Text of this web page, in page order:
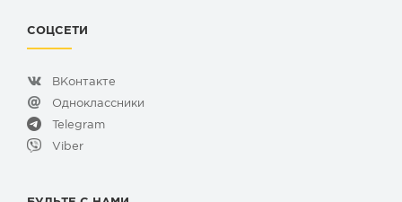
СОЦСЕТИ
ВКонтакте
Одноклассники
Telegram
Viber